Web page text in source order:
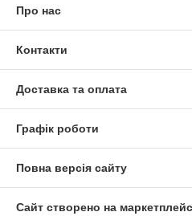
Про нас
Контакти
Доставка та оплата
Графік роботи
Повна версія сайту
Сайт створено на